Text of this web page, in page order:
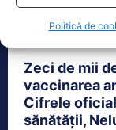
Politică de
Zeci de mii
vaccinarea
Cifrele
sănătății,